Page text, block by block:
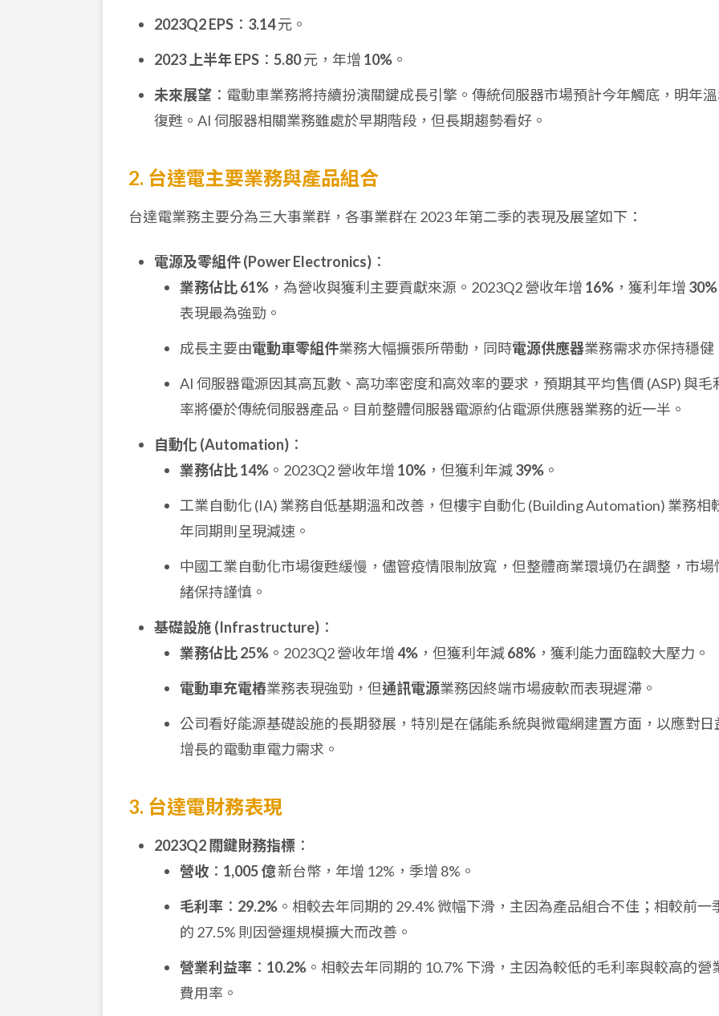
2023Q2 EPS ： 3.14元。
2023 上半年 EPS ： 5.80元，年增 10% 。
未來展望 ：電動車業務將持續扮演關鍵成長引擎。傳統伺服器市場預計今年觸底，明年
復甦。AI 伺服器相關業務雖處於早期階段，但長期趨勢看好。
2. 台達電主要業務與產品組合
台達電業務主要分為三大事業群，各事業群在 2023 年第二季的表現及展望如下：
電源及零組件 (Power Electronics) ：
業務佔比 61% ，為營收與獲利主要貢獻來源。2023Q2 營收年增 16% ，獲利年增 30%
表現最為強勁。
成長主要由電動車零組件業務大幅擴張所帶動，同時電源供應器業務需求亦保持穩健
AI 伺服器電源因其高瓦數、高功率密度和高效率的要求，預期其平均售價 (ASP) 與毛
率將優於傳統伺服器產品。目前整體伺服器電源約佔電源供應器業務的近一半。
自動化 (Automation) ：
業務佔比 14% 。2023Q2 營收年增 10% ，但獲利年減39% 。
工業自動化 (IA) 業務自低基期溫和改善，但樓宇自動化 (Building Automation) 業務相
年同期則呈現減速。
中國工業自動化市場復甦緩慢，儘管疫情限制放寬，但整體商業環境仍在調整，市場
緒保持謹慎。
基礎設施 (Infrastructure) ：
業務佔比 25% 。2023Q2 營收年增4% ，但獲利年減68% ，獲利能力面臨較大壓力。
電動車充電樁業務表現強勁，但通訊電源業務因終端市場疲軟而表現遲滯。
公司看好能源基礎設施的長期發展，特別是在儲能系統與微電網建置方面，以應對日
增長的電動車電力需求。
3. 台達電財務表現
2023Q2 關鍵財務指標 ：
營收 ： 1,005 億新台幣，年增 12%，季增 8%。
毛利率 ： 29.2% 。相較去年同期的 29.4% 微幅下滑，主因為產品組合不佳；相較前一
的 27.5% 則因營運規模擴大而改善。
營業利益率 ： 10.2% 。相較去年同期的 10.7% 下滑，主因為較低的毛利率與較高的營
費用率。